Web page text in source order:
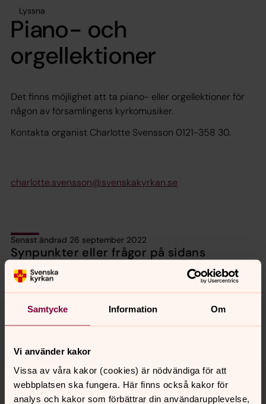
Samtycke Information Om
Vi använder kakor
Vissa av våra kakor (cookies) är nödvändiga för att
webbplatsen ska fungera. Här finns också kakor för
analys och kakor som förbättrar din användarupplevelse,
Lyssna
Piano- och
orgellektioner
Det finns möjlighet att ta piano- eller orgellektioner för
någon av församlingens kyrkomusiker.
Kontakta organist Charlotte Svensson 0121-358 30.
charlotte.svensson@svenskakyrkan.se
Senast ändrad 26 september 2022
Synpunkter eller frågor på sidans
innehåll?
ssa.forsamling@svenskakyrkan.se
Dela
Tillbaka till toppen
Tillbaka till innehållet